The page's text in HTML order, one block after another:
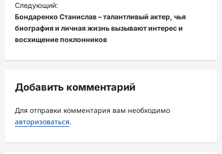
г
а
ц
з
п
и
с
Следующий:
Бондаренко Станислав – талантливый актер, чья
биография и личная жизнь вызывают интерес и
восхищение поклонников
Добавить комментарий
Для отправки комментария вам необходимо
авторизоваться.